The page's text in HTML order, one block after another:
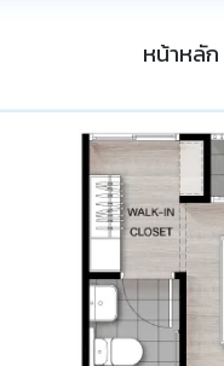
หน้าหลัก